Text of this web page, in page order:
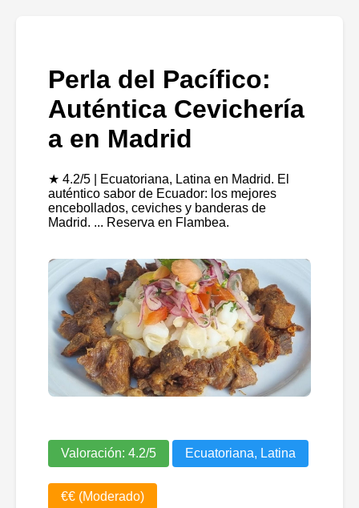
Perla del Pacífico:
Auténtica Cevichería
a en Madrid
★ 4.2/5 | Ecuatoriana, Latina en Madrid. El
auténtico sabor de Ecuador: los mejores
encebollados, ceviches y banderas de
Madrid. ... Reserva en Flambea.
Valoración: 4.2/5 Ecuatoriana, Latina
€€ (Moderado)